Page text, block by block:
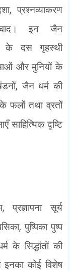
,प्रश्नव्याकरण
इन जैन
के दस गृहस्थी
और मुनियों के
,जैन धर्म की
फलों तथा व्रतों
दृष्टि
,प्रज्ञापना सूर्य
,पुष्पिका पुष्प
के सिद्धांतों की
इनका कोई विशेष